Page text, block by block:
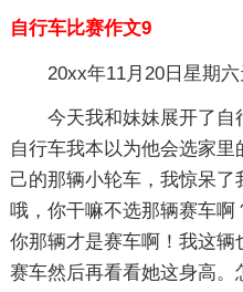
自行车比赛作文9
20xx年11月20日星期
今天我和妹妹展开了
自行车我本以为他会选家
己的那辆小轮车，我惊呆了
哦，你干嘛不选那辆赛车啊
你那辆才是赛车啊！我这辆
赛车然后再看看她这身高